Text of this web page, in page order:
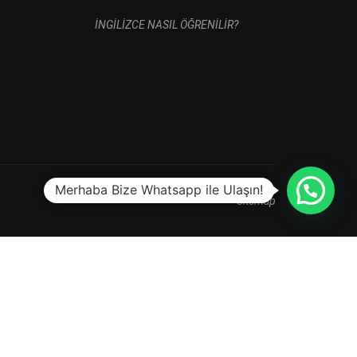
İNGİLİZCE NASIL ÖĞRENİLİR?
Sitemap
Merhaba Bize Whatsapp ile Ulaşın!